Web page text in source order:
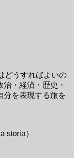
どうすればよいの
・経済・歴史・
分を表現する旅を
storia）